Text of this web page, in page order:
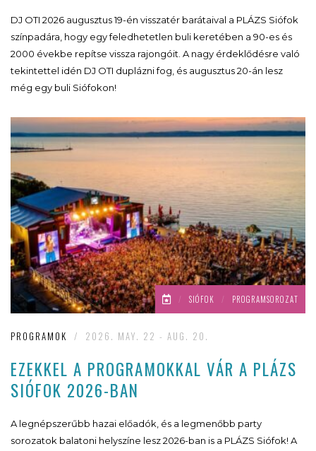
DJ OTI 2026 augusztus 19-én visszatér barátaival a PLÁZS Siófok
színpadára, hogy egy feledhetetlen buli keretében a 90-es és
2000 évekbe repítse vissza rajongóit. A nagy érdeklődésre való
tekintettel idén DJ OTI duplázni fog, és augusztus 20-án lesz
még egy buli Siófokon!
/ SIÓFOK / PROGRAMSOROZAT
PROGRAMOK / 2026. MAY. 22 - AUG. 20.
EZEKKEL A PROGRAMOKKAL VÁR A PLÁZS
SIÓFOK 2026-BAN
A legnépszerűbb hazai előadók, és a legmenőbb party
sorozatok balatoni helyszíne lesz 2026-ban is a PLÁZS Siófok! A